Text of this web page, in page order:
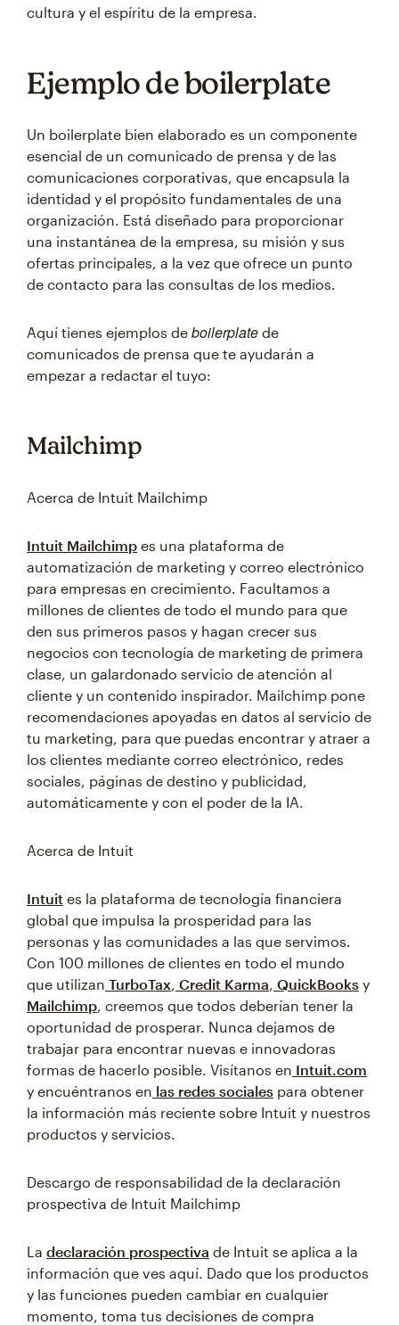
cultura y el espíritu de la empresa.
Ejemplo de boilerplate
Un boilerplate bien elaborado es un componente
esencial de un comunicado de prensa y de las
comunicaciones corporativas, que encapsula la
identidad y el propósito fundamentales de una
organización. Está diseñado para proporcionar
una instantánea de la empresa, su misión y sus
ofertas principales, a la vez que ofrece un punto
de contacto para las consultas de los medios.
Aquí tienes ejemplos de boilerplate de
comunicados de prensa que te ayudarán a
empezar a redactar el tuyo:
Mailchimp
Acerca de Intuit Mailchimp
Intuit Mailchimp es una plataforma de
automatización de marketing y correo electrónico
para empresas en crecimiento. Facultamos a
millones de clientes de todo el mundo para que
den sus primeros pasos y hagan crecer sus
negocios con tecnología de marketing de primera
clase, un galardonado servicio de atención al
cliente y un contenido inspirador. Mailchimp pone
recomendaciones apoyadas en datos al servicio de
tu marketing, para que puedas encontrar y atraer a
los clientes mediante correo electrónico, redes
sociales, páginas de destino y publicidad,
automáticamente y con el poder de la IA.
Acerca de Intuit
Intuit es la plataforma de tecnología financiera
global que impulsa la prosperidad para las
personas y las comunidades a las que servimos.
Con 100 millones de clientes en todo el mundo
que utilizan TurboTax, Credit Karma, QuickBooks y
Mailchimp, creemos que todos deberían tener la
oportunidad de prosperar. Nunca dejamos de
trabajar para encontrar nuevas e innovadoras
formas de hacerlo posible. Visítanos en Intuit.com
y encuéntranos en las redes sociales para obtener
la información más reciente sobre Intuit y nuestros
productos y servicios.
Descargo de responsabilidad de la declaración
prospectiva de Intuit Mailchimp
La declaración prospectiva de Intuit se aplica a la
información que ves aquí. Dado que los productos
y las funciones pueden cambiar en cualquier
momento, toma tus decisiones de compra